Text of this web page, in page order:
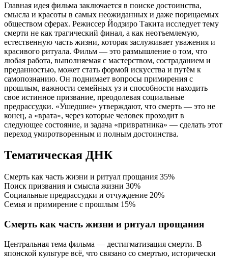
Главная идея фильма заключается в поиске достоинства,
смысла и красоты в самых неожиданных и даже порицаемых
обществом сферах. Режиссер Йодзиро Такита исследует тему
смерти не как трагический финал, а как неотъемлемую,
естественную часть жизни, которая заслуживает уважения и
красивого ритуала. Фильм — это размышление о том, что
любая работа, выполняемая с мастерством, состраданием и
преданностью, может стать формой искусства и путём к
самопознанию. Он поднимает вопросы примирения с
прошлым, важности семейных уз и способности находить
свое истинное призвание, преодолевая социальные
предрассудки. «Ушедшие» утверждают, что смерть — это не
конец, а «врата», через которые человек проходит в
следующее состояние, и задача «привратника» — сделать этот
переход умиротворенным и полным достоинства.
Тематическая ДНК
Смерть как часть жизни и ритуал прощания 35%
Поиск призвания и смысла жизни 30%
Социальные предрассудки и отчуждение 20%
Семья и примирение с прошлым 15%
Смерть как часть жизни и ритуал прощания
Центральная тема фильма — дестигматизация смерти. В
японской культуре всё, что связано со смертью, исторически